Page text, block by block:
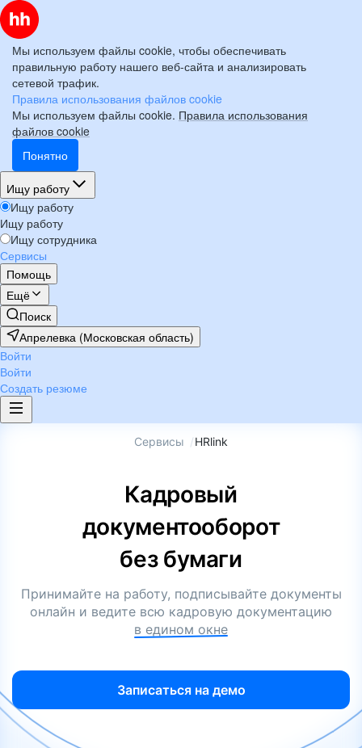
Мы используем файлы cookie, чтобы обеспечивать
правильную работу нашего веб-сайта и анализировать
сетевой трафик.
Правила использования файлов cookie
Мы используем файлы cookie. Правила использования
файлов cookie
Понятно
Ищу работу
Ищу работу
Ищу работу
Ищу сотрудника
Сервисы
Помощь
Ещё
Поиск
Апрелевка (Московская область)
Войти
Войти
Создать резюме
Сервисы /HRlink
Кадровый
документооборот
без бумаги
Принимайте на работу, подписывайте документы
онлайн и ведите всю кадровую документацию
в едином окне
Записаться на демо